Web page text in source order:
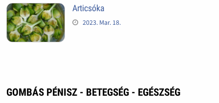
Articsóka
2023. Mar. 18.
GOMBÁS PÉNISZ - BETEGSÉG - EGÉSZSÉG